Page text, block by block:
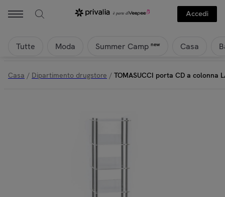
Accedi
Tutte Moda Summer Camp new Casa
Casa / Dipartimento drugstore / TOMASUCCI porta CD a colonna